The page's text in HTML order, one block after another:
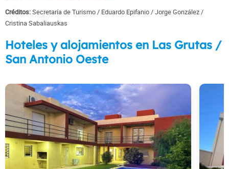
Créditos:Secretaría de Turismo Eduardo Epifanio
Jorge González
Cristina Sabaliauskas
Hoteles y alojamientos en Las Grutas /
San Antonio Oeste